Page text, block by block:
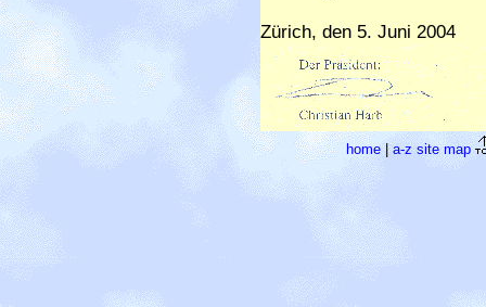
Zürich, den 5. Juni 2004
home a-z site map